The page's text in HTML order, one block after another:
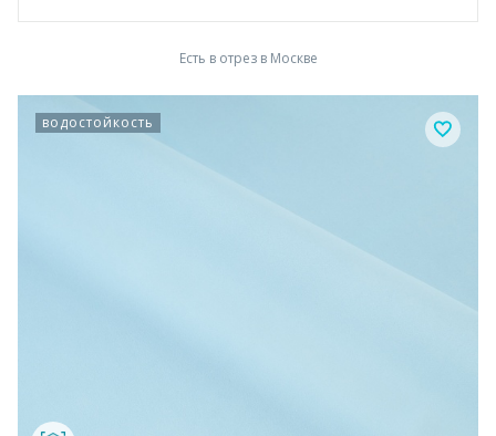
Есть в отрез в Москве
водостойкость